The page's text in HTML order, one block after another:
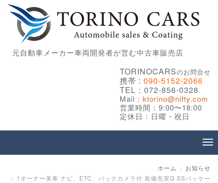
元自動車メーカー車両開発者が営む中古車販売店
TORINOCARSのお問合せ
携帯 : 090-5152-2066
TEL：072-856-0328
Mail： ktorino@nifty.com
営業時間：9:00〜18:00
定休日：日曜・祝日
ホーム
お知らせ
1オーナー美車 ナビ、ETC、バックカメラ付 装備充実G SSパッケー